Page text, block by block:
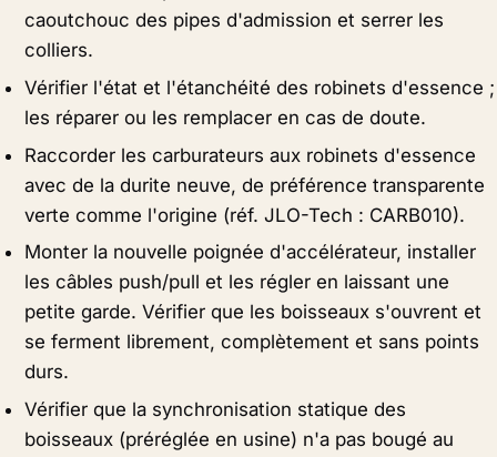
caoutchouc des pipes d'admission et serrer les
colliers.
Vérifier l'état et l'étanchéité des robinets d'essence ;
les réparer ou les remplacer en cas de doute.
Raccorder les carburateurs aux robinets d'essence
avec de la durite neuve, de préférence transparente
verte comme l'origine (réf. JLO-Tech : CARB010).
Monter la nouvelle poignée d'accélérateur, installer
les câbles push/pull et les régler en laissant une
petite garde. Vérifier que les boisseaux s'ouvrent et
se ferment librement, complètement et sans points
durs.
Vérifier que la synchronisation statique des
boisseaux (préréglée en usine) n'a pas bougé au